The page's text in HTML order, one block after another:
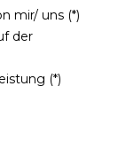
mir/ uns (*)
der
(*)